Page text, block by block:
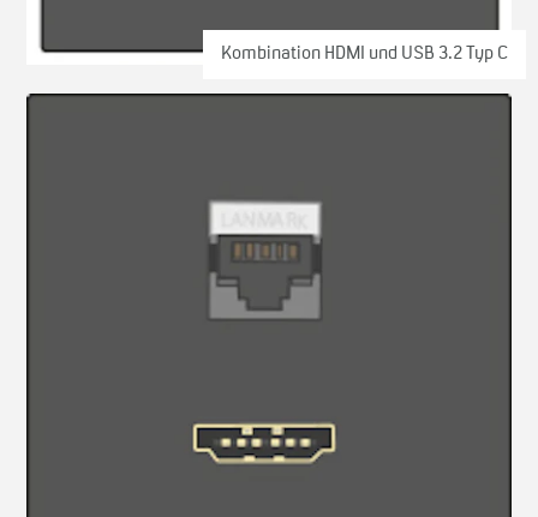
Kombination HDMI und USB 3.2 Typ C